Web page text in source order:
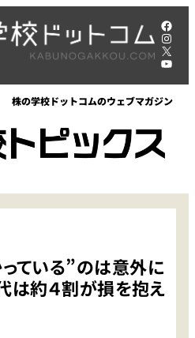
X
株の学校ドットコムのウェブマガジン
ている”のは意外に
約４割が損を抱え